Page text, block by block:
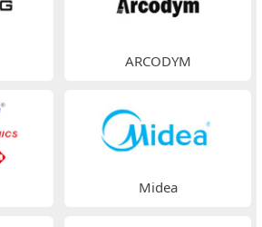
ARCODYM
Midea